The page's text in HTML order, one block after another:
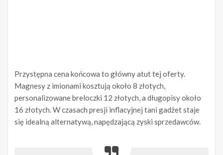
Przystępna cena końcowa to główny atut tej oferty.
Magnesy z imionami kosztują około 8 złotych,
personalizowane breloczki 12 złotych, a długopisy około
16 złotych. W czasach presji inflacyjnej tani gadżet staje
się idealną alternatywą, napędzającą zyski sprzedawców.